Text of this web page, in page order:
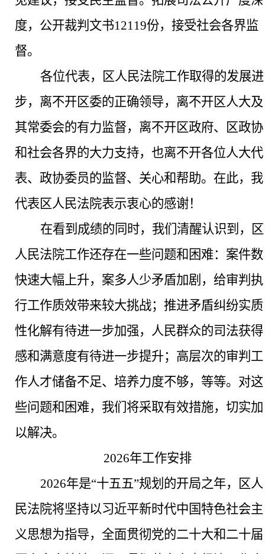
度，公开裁判文书12119份，接受社会各界监
督。
各位代表，
区人民法院工作取得的发展进
步，离不开区委的正确领导，离不开区人大及
其常委会的有力监督，离不开区政府、区政协
和社会各界的大力支持，也离不开各位人大代
表、政协委员的监督、关心和帮助。 在此，我
代表区人民法院表示衷心的感谢！
在看到成绩的同时， 我们清醒认识到，区
人民法院工作还存在一些问题和困难：案件数
快速大幅上升，案多人少矛盾加剧 ， 给审判执
行工作质效带来较大挑战；推进矛盾纠纷实质
性化解有待进一步加强，人民群众的司法获得
感和满意度有待进一步提升；高层次的审判工
作人才储备不足、培养力度不够，等等。对这
些问题和困难，我们将采取有效措施，切实加
以解决。
2026年工作安排
2026年是“十五五”规划的开局之年，区人
民法院将坚持以习近平新时代中国特色社会主
义思想为指导，全面贯彻党的二十大和二十届